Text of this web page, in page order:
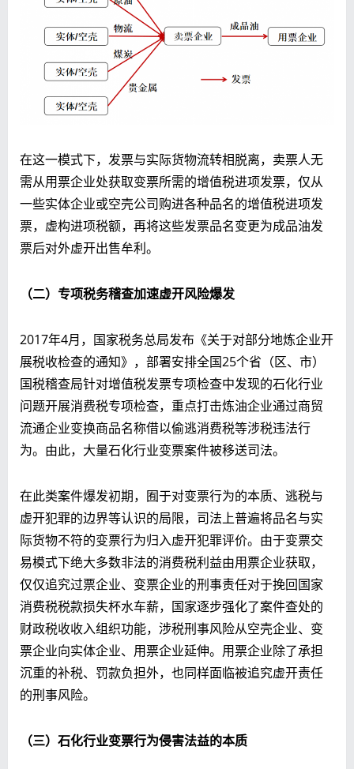
在这一模式下，发票与实际货物流转相脱离，卖票人无
需从用票企业处获取变票所需的增值税进项发票，仅从
一些实体企业或空壳公司购进各种品名的增值税进项发
票，虚构进项税额，再将这些发票品名变更为成品油发
票后对外虚开出售牟利。
（二）专项税务稽查加速虚开风险爆发
2017年4月，国家税务总局发布《关于对部分地炼企业开
展税收检查的通知》，部署安排全国25个省（区、市）
国税稽查局针对增值税发票专项检查中发现的石化行业
问题开展消费税专项检查，重点打击炼油企业通过商贸
流通企业变换商品名称借以偷逃消费税等涉税违法行
为。由此，大量石化行业变票案件被移送司法。
在此类案件爆发初期，囿于对变票行为的本质、逃税与
虚开犯罪的边界等认识的局限，司法上普遍将品名与实
际货物不符的变票行为归入虚开犯罪评价。由于变票交
易模式下绝大多数非法的消费税利益由用票企业获取，
仅仅追究过票企业、变票企业的刑事责任对于挽回国家
消费税税款损失杯水车薪，国家逐步强化了案件查处的
财政税收收入组织功能，涉税刑事风险从空壳企业、变
票企业向实体企业、用票企业延伸。用票企业除了承担
沉重的补税、罚款负担外，也同样面临被追究虚开责任
的刑事风险。
（三）石化行业变票行为侵害法益的本质